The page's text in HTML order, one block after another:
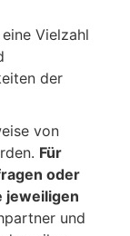
Vielzahl
der
von
Für
oder
jeweiligen
und